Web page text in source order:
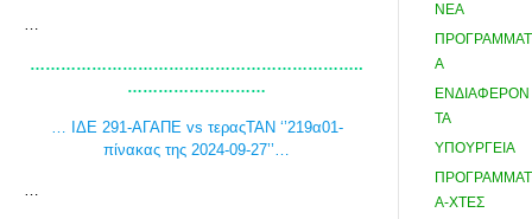
…
………………………………………………………..
………………………
… ΙΔΕ 291-ΑΓΑΠΕ vs τεραςΤΑΝ ‘’219α01-
πίνακας της 2024-09-27’’…
…
ΝΕΑ
ΠΡΟΓΡΑΜΜΑΤ
Α
ΕΝΔΙΑΦΕΡΟΝ
ΤΑ
ΥΠΟΥΡΓΕΙΑ
ΠΡΟΓΡΑΜΜΑΤ
Α-ΧΤΕΣ